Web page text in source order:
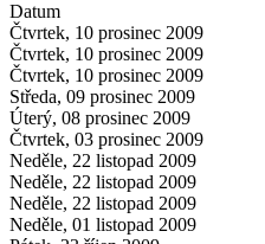
Datum
Čtvrtek, 10 prosinec 2009
Čtvrtek, 10 prosinec 2009
Čtvrtek, 10 prosinec 2009
Středa, 09 prosinec 2009
Úterý, 08 prosinec 2009
Čtvrtek, 03 prosinec 2009
Neděle, 22 listopad 2009
Neděle, 22 listopad 2009
Neděle, 22 listopad 2009
Neděle, 01 listopad 2009